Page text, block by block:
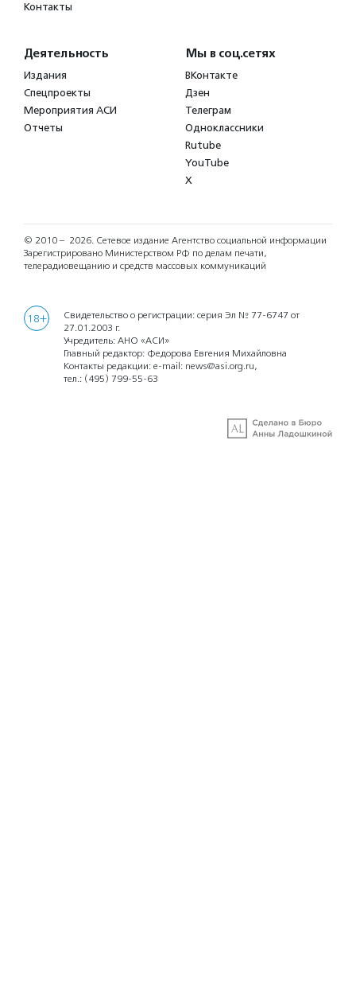
Контакты
Деятельность
Издания
Спецпроекты
Мероприятия АСИ
Отчеты
Мы в соц.сетях
ВКонтакте
Дзен
Телеграм
Одноклассники
Rutube
YouTube
X
© 2010 – 2026. Сетевое издание Агентство социальной информации
Зарегистрировано Министерством РФ по делам печати,
телерадиовещанию и средств массовых коммуникаций
18+
Свидетельство о регистрации: серия Эл № 77-6747 от
27.01.2003 г.
Учредитель: АНО «АСИ»
Главный редактор: Федорова Евгения Михайловна
Контакты редакции: e-mail: news@asi.org.ru,
тел.: (495) 799-55-63